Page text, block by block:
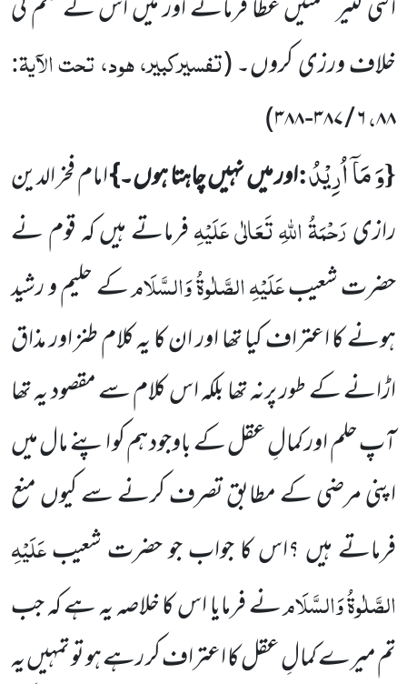
اتنی کثیر نعمتیں عطا فرمائے اور میں اس کے حکم کی
خلاف ورزی کروں۔(تفسیرکبیر، ہود، تحت الآیۃ:
۸۸،۶/۳۸۷-۳۸۸)
{وَ مَاۤ اُرِیْدُ:اور میںنہیں چاہتا ہوں۔}امام فخر الدین
رازیرَحْمَۃُ اللہِ تَعَالٰی عَلَیْہِفرماتے ہیں کہ قوم نے
حضرت شعیبعَلَیْہِ الصَّلٰوۃُ وَالسَّلَامکے حلیم و رشید
ہونے کا اعتراف کیا تھا اور ان کا یہ کلام طنز اور مذاق
اڑانے کے طور پرنہ تھا بلکہ اس کلامسے مقصود یہ تھا
آپ حلم اور کمالِ عقل کے باوجود ہم کو اپنے مال میں
اپنی مرضی کے مطابق تصرف کرنے سے کیوں منع
فرماتےہیں ؟اس کا جواب جو حضرت شعیبعَلَیْہِ
الصَّلٰوۃُ وَالسَّلَامنے فرمایا اس کا خلاصہ یہ ہے کہ جب
تم میرے کمالِ عقل کااعترافکر رہے ہو تو تمہیں یہ